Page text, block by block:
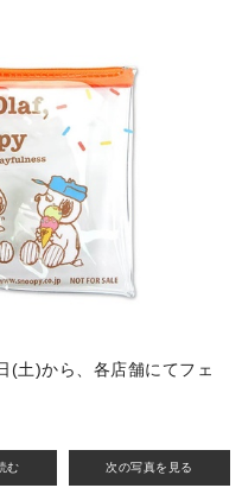
む 次の写真を見る
(土)から、各店舗にてフェ